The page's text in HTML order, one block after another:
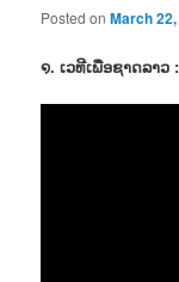
Posted onMarch
໑. ເວທີເພື່ອຊາດລາ